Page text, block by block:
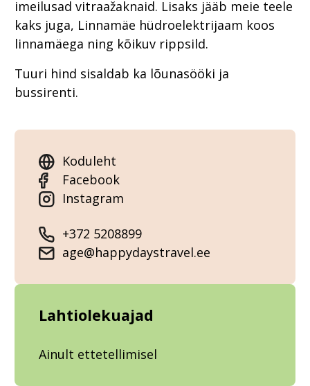
imeilusad vitraažaknaid. Lisaks jääb meie teele
kaks juga, Linnamäe hüdroelektrijaam koos
linnamäega ning kõikuv rippsild.
Tuuri hind sisaldab ka lõunasööki ja
bussirenti.
Koduleht
Facebook
Instagram
+372 5208899
age@happydaystravel.ee
Lahtiolekuajad
Ainult ettetellimisel